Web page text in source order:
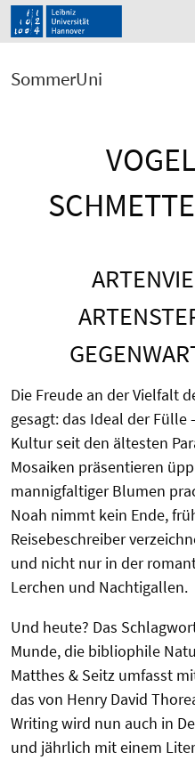
SommerUni
Die Freude an der Vielfalt
gesagt: das Ideal der
Kultur seit den ältesten
Mosaiken präsentieren
mannigfaltiger Blumen
Noah nimmt kein Ende,
Reisebeschreiber
und nicht nur in der
Lerchen und Nachtigallen.
Und heute? Das
Munde, die bibliophile
Matthes & Seitz umfasst
das von Henry David
Writing wird nun auch in
und jährlich mit einem